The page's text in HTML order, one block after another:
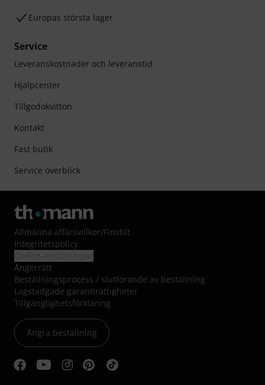
Europas största lager
Service
Leveranskostnader och leveranstid
Hjälpcenter
Tillgodokvitton
Kontakt
Fast butik
Service överblick
Allmänna affärsvillkor/Finstilt
Integritetspolicy
Ångerrätt
Beställningsprocess / slutförande av beställning
Lagstadgade garantirättigheter
Tillgänglighetsförklaring
Ångra beställning